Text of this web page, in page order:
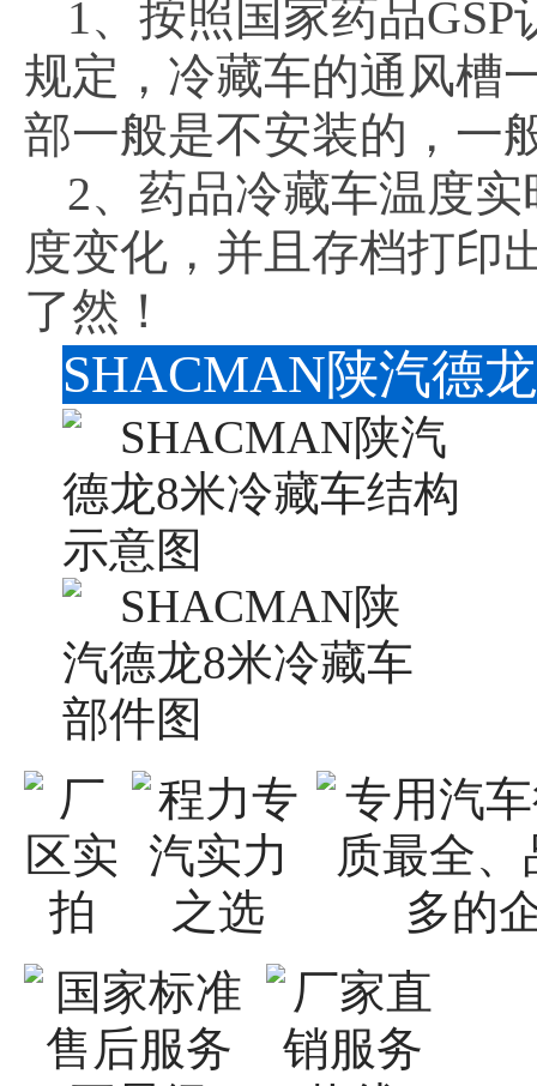
1、按照国家药品
规定，冷藏车的通风槽
部一般是不安装的，一
2、药品冷藏车温度
度变化，并且存档打印
了然！
SHACMAN陕汽德